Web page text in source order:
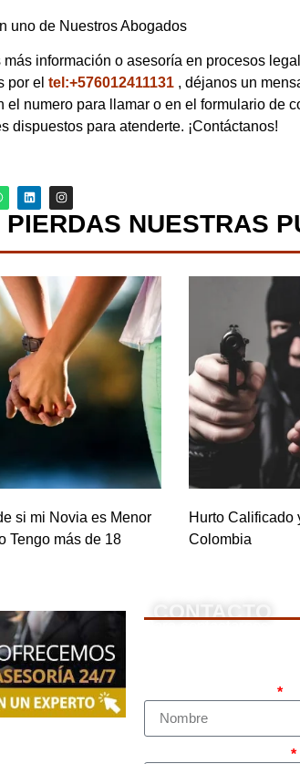
uno de Nuestros Abogados
más información o asesoría en procesos
por el tel:+576012411131 , déjanos un
el numero para llamar o en el formulario de
dispuestos para atenderte. ¡Contáctanos!
PIERDAS NUESTRAS
si mi Novia es Menor
Tengo más de 18
Hurto Calificado
Colombia
CONTACTO